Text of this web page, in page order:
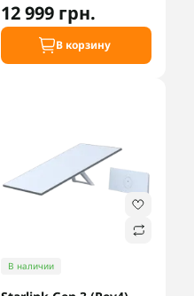
12 999 грн.
В корзину
В наличии